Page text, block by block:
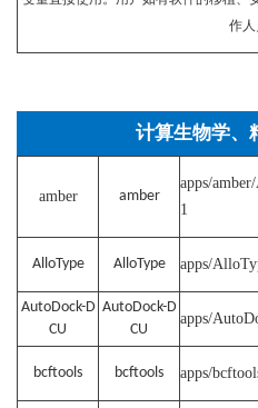
作人
计算生物学、
amber amber
apps/
1
AlloType AlloType apps/
AutoDock-D
CU
AutoDock-D
CU
apps/
bcftools bcftools apps/